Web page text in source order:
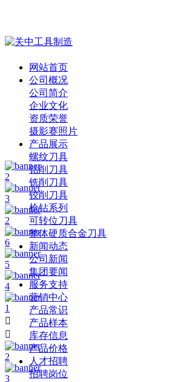
网站首页
公司概况
公司简介
企业文化
资质荣誉
摄影赛照片
产品展示
螺纹刀具
钻削刀具
铣削刀具
铰削刀具
枪钻系列
可转位刀具
整体硬质合金刀具
新闻动态
公司新闻
集团要闻
服务支持
营销中心
产品常识
产品样本
库存信息
产品价格
人才招聘
招聘岗位
2
3
2
6
5
4
1


2
3